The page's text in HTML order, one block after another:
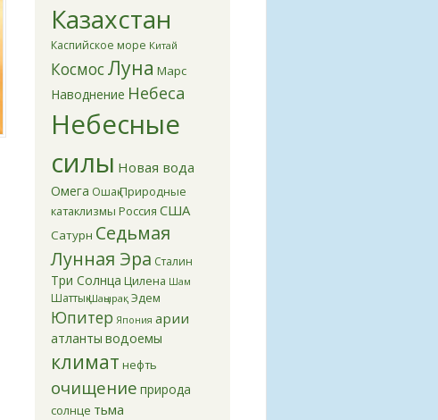
Казахстан
Каспийское море Китай
КосмосЛуна Марс
Наводнение Небеса
Небесные
силы Новая вода
Омега Ошақ Природные
катаклизмы Россия США
Сатурн Седьмая
Лунная Эра Сталин
Три Солнца Цилена Шам
Шаттық Шаңырақ Эдем
Юпитер Япония арии
атланты водоемы
климат нефть
очищение природа
солнце тьма